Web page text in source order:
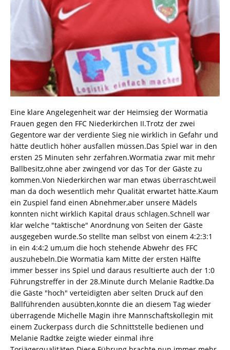
Eine klare Angelegenheit war der Heimsieg der Wormatia
Frauen gegen den FFC Niederkirchen II.Trotz der zwei
Gegentore war der verdiente Sieg nie wirklich in Gefahr und
hätte deutlich höher ausfallen müssen.Das Spiel war in den
ersten 25 Minuten sehr zerfahren.Wormatia zwar mit mehr
Ballbesitz,ohne aber zwingend vor das Tor der Gäste zu
kommen.Von Niederkirchen war man etwas überrascht,weil
man da doch wesentlich mehr Qualität erwartet hätte.Kaum
ein Zuspiel fand einen Abnehmer,aber unsere Mädels
konnten nicht wirklich Kapital draus schlagen.Schnell war
klar welche "taktische" Anordnung von Seiten der Gäste
ausgegeben wurde.So stellte man selbst von einem 4:2:3:1
in ein 4:4:2 um,um die hoch stehende Abwehr des FFC
auszuhebeln.Die Wormatia kam Mitte der ersten Hälfte
immer besser ins Spiel und daraus resultierte auch der 1:0
Führungstreffer in der 28.Minute durch Melanie Radtke.Da
die Gäste "hoch" verteidigten aber selten Druck auf den
Ballführenden ausübten,konnte die an diesem Tag wieder
überragende Michelle Magin ihre Mannschaftskollegin mit
einem Zuckerpass durch die Schnittstelle bedienen und
Melanie Radtke zeigte wieder einmal ihre